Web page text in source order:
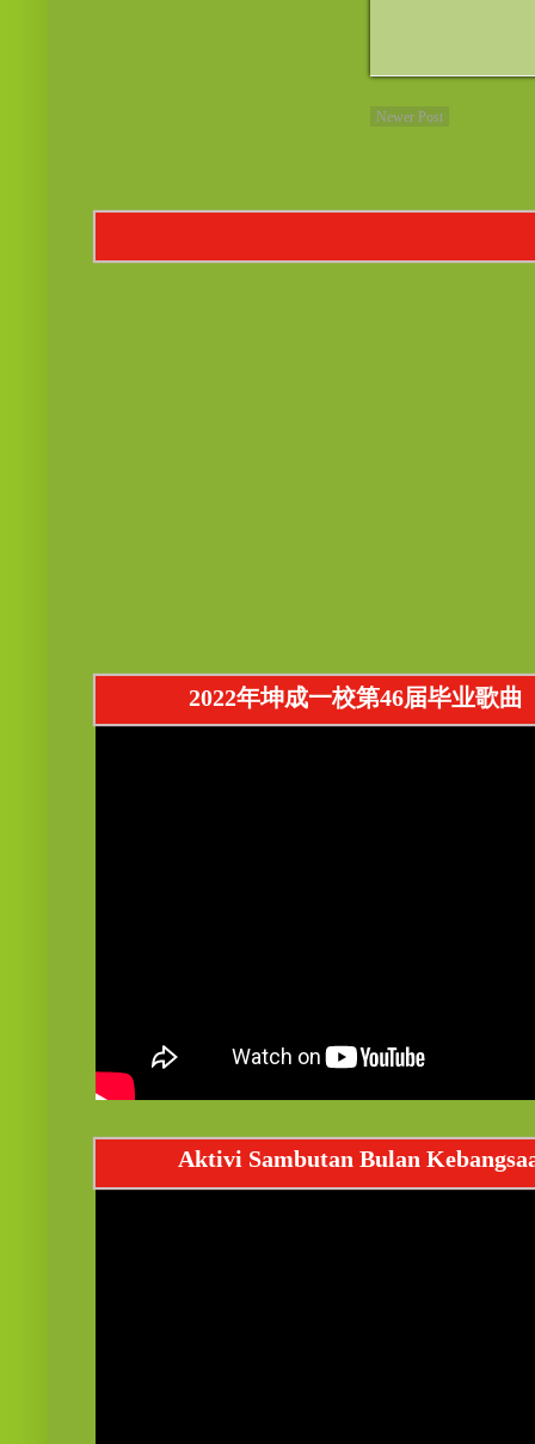
Newer Post
2022年坤成一校第46届毕业歌曲
Aktivi Sambutan Bulan